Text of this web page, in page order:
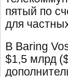
пятый по
для
В Baring
$1,5 млрд